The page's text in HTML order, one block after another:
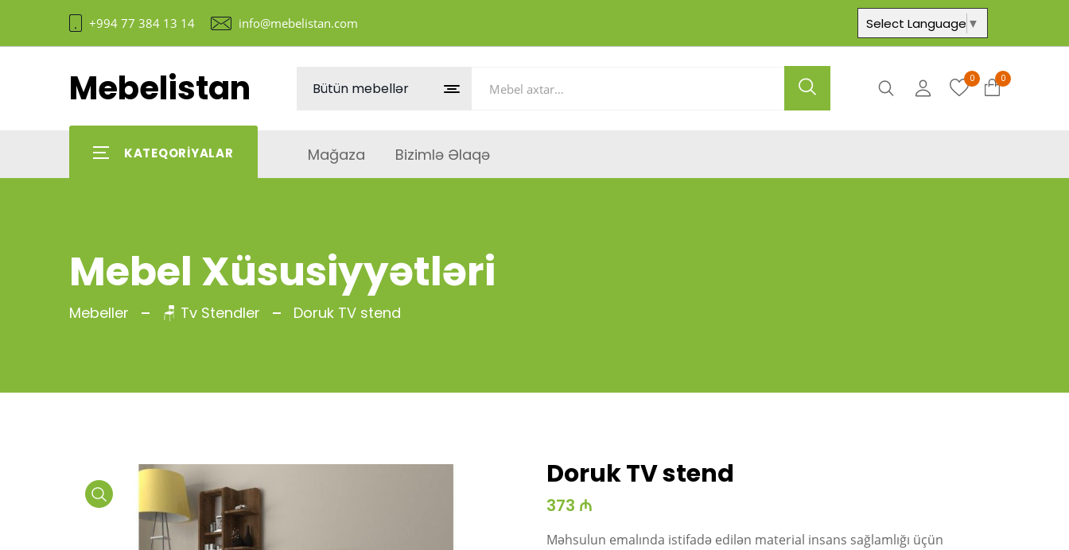
+994 77 384 13 14 info@mebelistan.com Select Language ▼
Mebelistan Axtar Hesabım
0 0
KATEQORIYALAR Mağaza Bizimlə Əlaqə
Mebel Xüsusiyyətləri
Mebeller 🪑 Tv Stendler Doruk TV stend
Media
Doruk TV stend
373 ₼
Məhsulun emalında istifadə edilən material insans sağlamlığı üçün